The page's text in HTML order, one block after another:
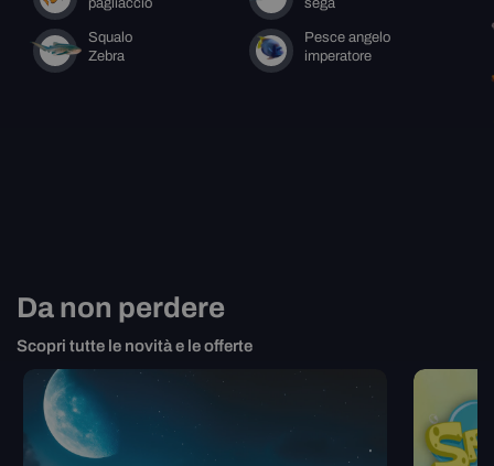
pagliaccio
Squalo
Zebra
sega
Pesce angelo
imperatore
Da non perdere
Scopri tutte le novità e le offerte